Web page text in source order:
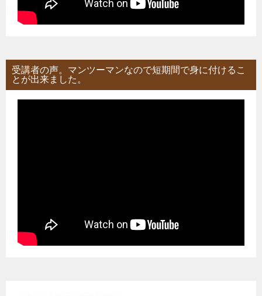
受講者の声。マンツーマンなので短期間で身に付けるこ
とが出来ました。